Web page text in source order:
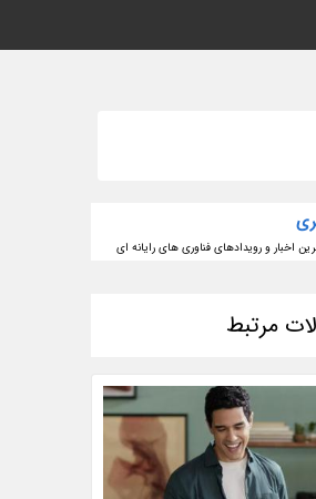
اخبار و رویدادهای فناوری های رایانه ای
مرتبط